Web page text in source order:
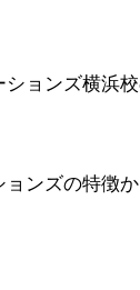
ョンズ横浜
ンズの特徴